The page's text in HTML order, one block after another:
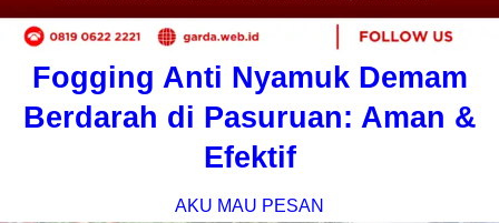
Fogging Anti Nyamuk Demam
Berdarah di Pasuruan: Aman &
Efektif
AKU MAU PESAN